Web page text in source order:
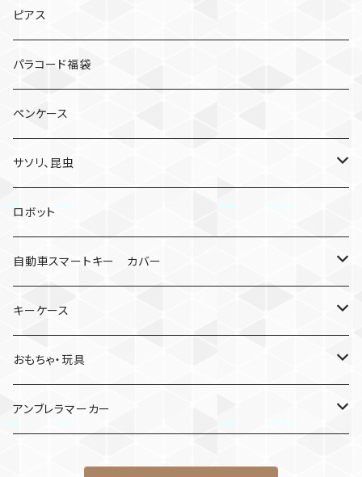
ピアス
パラコード福袋
ペンケース
サソリ、昆虫
サソリ
クモ
ロボット
自動車スマートキー カバー
日産
キーケース
MDF材
おもちゃ・玩具
けん玉
アンブレラマーカー